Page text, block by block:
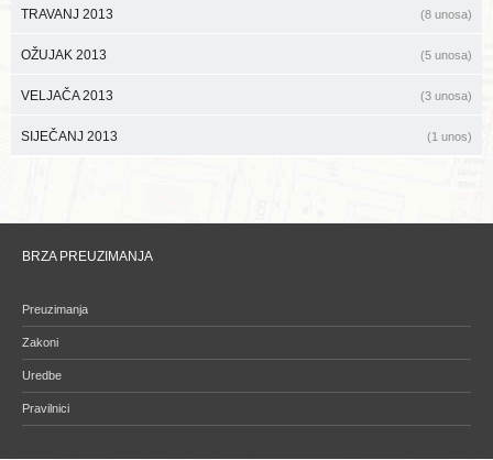
TRAVANJ 2013 (8 unosa)
OŽUJAK 2013 (5 unosa)
VELJAČA 2013 (3 unosa)
SIJEČANJ 2013 (1 unos)
BRZA PREUZIMANJA
Preuzimanja
Zakoni
Uredbe
Pravilnici